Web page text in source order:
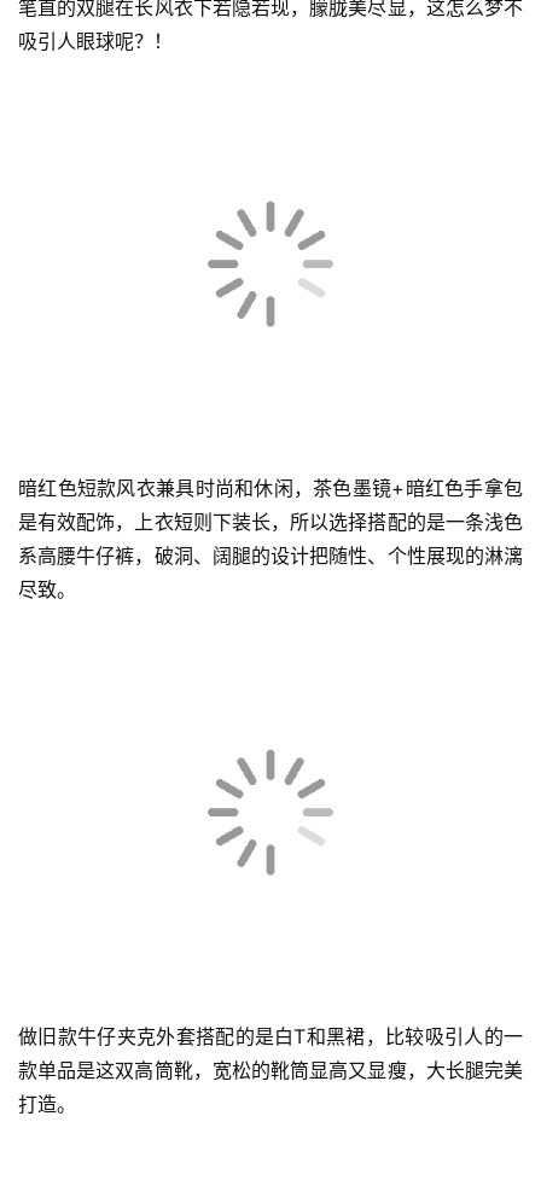
笔直的双腿在长风衣下若隐若现，朦胧美尽显，这怎么梦不
吸引人眼球呢？！
暗红色短款风衣兼具时尚和休闲，茶色墨镜+暗红色手拿包
是有效配饰，上衣短则下装长，所以选择搭配的是一条浅色
系高腰牛仔裤，破洞、阔腿的设计把随性、个性展现的淋漓
尽致。
做旧款牛仔夹克外套搭配的是白T和黑裙，比较吸引人的一
款单品是这双高筒靴，宽松的靴筒显高又显瘦，大长腿完美
打造。